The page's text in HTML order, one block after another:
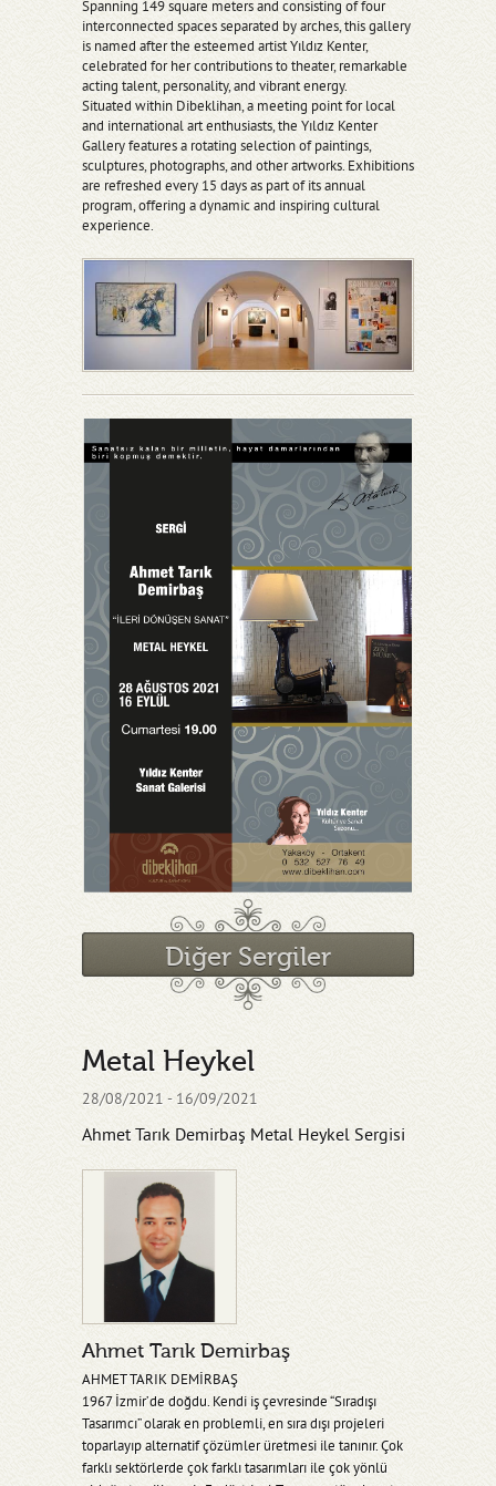
Spanning 149 square meters and consisting of four
interconnected spaces separated by arches, this gallery
is named after the esteemed artist Yıldız Kenter,
celebrated for her contributions to theater, remarkable
acting talent, personality, and vibrant energy.
Situated within Dibeklihan, a meeting point for local
and international art enthusiasts, the Yıldız Kenter
Gallery features a rotating selection of paintings,
sculptures, photographs, and other artworks. Exhibitions
are refreshed every 15 days as part of its annual
program, offering a dynamic and inspiring cultural
experience.
Diğer Sergiler
Metal Heykel
28/08/2021 - 16/09/2021
Ahmet Tarık Demirbaş Metal Heykel Sergisi
Ahmet Tarık Demirbaş
AHMET TARIK DEMİRBAŞ
1967 İzmir’de doğdu. Kendi iş çevresinde “Sıradışı
Tasarımcı” olarak en problemli, en sıra dışı projeleri
toparlayıp alternatif çözümler üretmesi ile tanınır. Çok
farklı sektörlerde çok farklı tasarımları ile çok yönlü